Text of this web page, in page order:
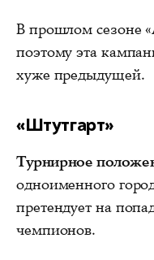
В прошлом сезоне
поэтому эта
хуже предыдущей.
«Штутгарт»
Турнирное
одноименного
претендует на
чемпионов.